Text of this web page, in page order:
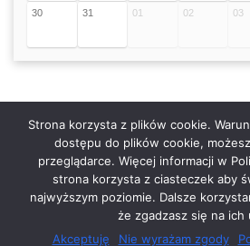
30 31 01 02 03
Serwis zaprojektował
Strona korzysta z plików cookie.
dostępu do plików cookie,
przeglądarce. Więcej informacji w
strona korzysta z ciasteczek aby
najwyższym poziomie. Dalsze
że zgadzasz się na ich
Akceptuję
Nie wyrażam zgody